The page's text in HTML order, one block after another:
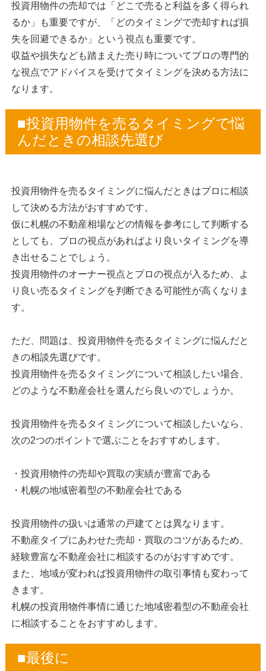
投資用物件の売却では「どこで売ると利益を多く得られ
るか」も重要ですが、「どのタイミングで売却すれば損
失を回避できるか」という視点も重要です。
収益や損失なども踏まえた売り時についてプロの専門的
な視点でアドバイスを受けてタイミングを決める方法に
なります。
■投資用物件を売るタイミングで悩
んだときの相談先選び
投資用物件を売るタイミングに悩んだときはプロに相談
して決める方法がおすすめです。
仮に札幌の不動産相場などの情報を参考にして判断する
としても、プロの視点があればより良いタイミングを導
き出せることでしょう。
投資用物件のオーナー視点とプロの視点が入るため、よ
り良い売るタイミングを判断できる可能性が高くなりま
す。
ただ、問題は、投資用物件を売るタイミングに悩んだと
きの相談先選びです。
投資用物件を売るタイミングについて相談したい場合、
どのような不動産会社を選んだら良いのでしょうか。
投資用物件を売るタイミングについて相談したいなら、
次の2つのポイントで選ぶことをおすすめします。
・投資用物件の売却や買取の実績が豊富である
・札幌の地域密着型の不動産会社である
投資用物件の扱いは通常の戸建てとは異なります。
不動産タイプにあわせた売却・買取のコツがあるため、
経験豊富な不動産会社に相談するのがおすすめです。
また、地域が変われば投資用物件の取引事情も変わって
きます。
札幌の投資用物件事情に通じた地域密着型の不動産会社
に相談することをおすすめします。
■最後に